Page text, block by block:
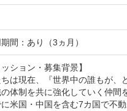
間：あり（3ヵ月）
ッション・募集背景】
は現在、『世界中の誰もが、
体制を共に強化していく仲間
米国・中国を含む7カ国で不